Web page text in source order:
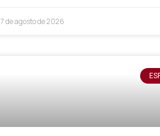
7 de agosto de 2026